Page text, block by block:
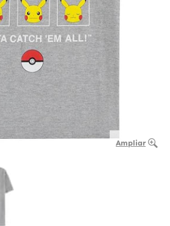
Ampliar